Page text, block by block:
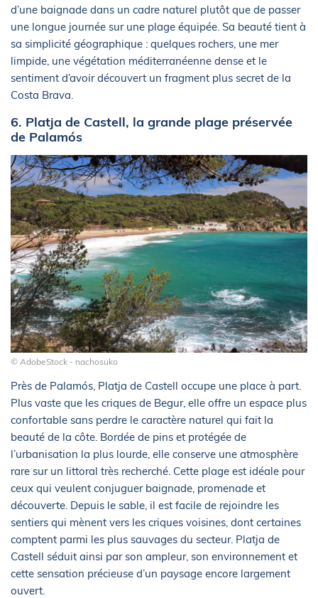
d’une baignade dans un cadre naturel plutôt que de passer
une longue journée sur une plage équipée. Sa beauté tient à
sa simplicité géographique : quelques rochers, une mer
limpide, une végétation méditerranéenne dense et le
sentiment d’avoir découvert un fragment plus secret de la
Costa Brava.
6. Platja de Castell, la grande plage préservée
de Palamós
© AdobeStock - nachosuko
Près de Palamós, Platja de Castell occupe une place à part.
Plus vaste que les criques de Begur, elle offre un espace plus
confortable sans perdre le caractère naturel qui fait la
beauté de la côte. Bordée de pins et protégée de
l’urbanisation la plus lourde, elle conserve une atmosphère
rare sur un littoral très recherché. Cette plage est idéale pour
ceux qui veulent conjuguer baignade, promenade et
découverte. Depuis le sable, il est facile de rejoindre les
sentiers qui mènent vers les criques voisines, dont certaines
comptent parmi les plus sauvages du secteur. Platja de
Castell séduit ainsi par son ampleur, son environnement et
cette sensation précieuse d’un paysage encore largement
ouvert.